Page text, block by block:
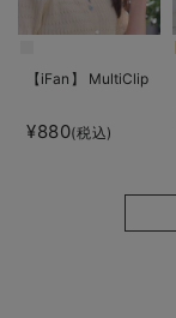
【iFan】 MultiClip
¥880(税込)